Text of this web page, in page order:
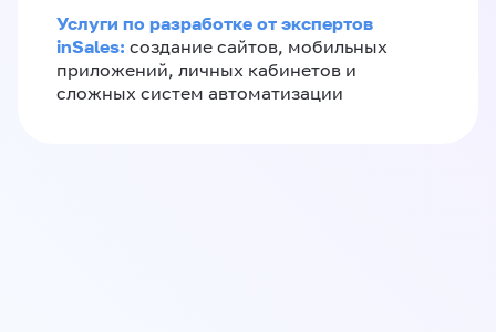
Услуги по разработке от экспертов
inSales: создание сайтов, мобильных
приложений, личных кабинетов и
сложных систем автоматизации